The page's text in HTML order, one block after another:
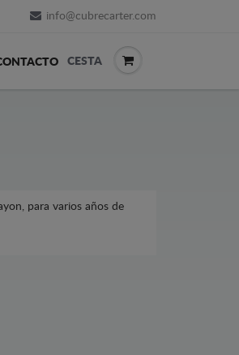
info@cubrecarter.com
CESTA
para varios años de